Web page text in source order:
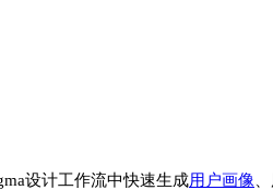
设计工作流中快速生成用户画像